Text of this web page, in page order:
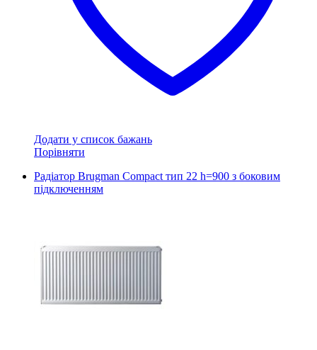
Додати у список бажань
Порівняти
Радіатор Brugman Compact тип 22 h=900 з боковим
підключенням